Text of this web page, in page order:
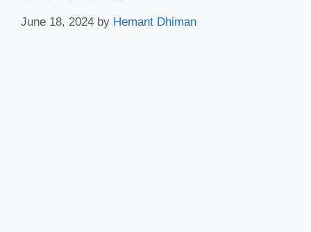
June 18, 2024 by Hemant Dhiman